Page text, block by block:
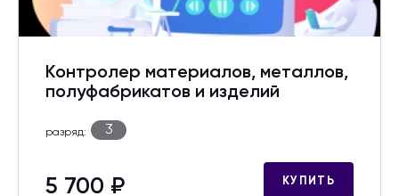
Контролер материалов, металлов,
полуфабрикатов и изделий
разряд: 3
5 700 ₽ КУПИТЬ